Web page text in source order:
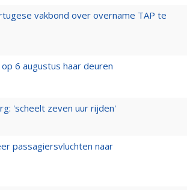
vakbond over overname TAP te
6 augustus haar deuren
'scheelt zeven uur rijden'
passagiersvluchten naar